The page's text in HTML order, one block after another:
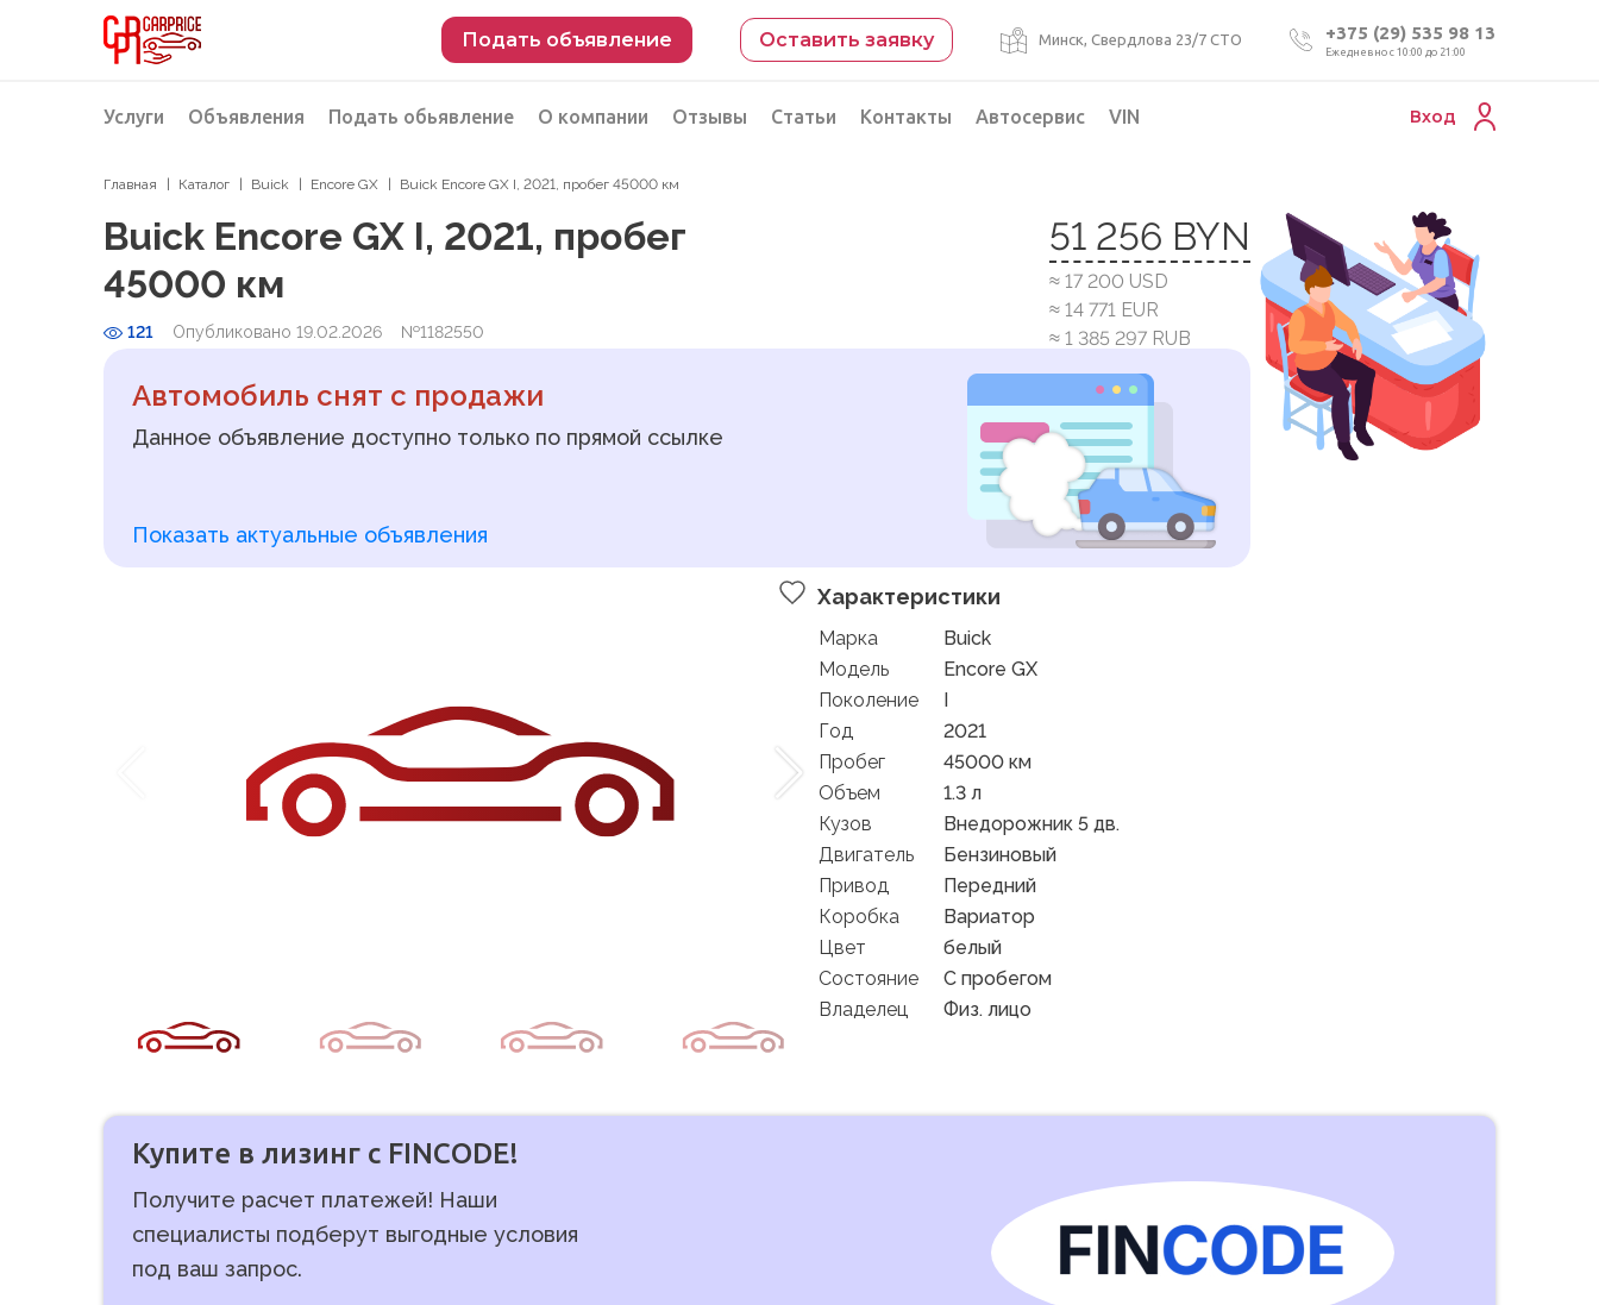
Подать объявление Оставить заявку Минск, Свердлова 23/7 СТО +375 (29) 535 98 13
Ежедневно с 10:00 до 21:00
Услуги
Подбор автомобиля
Подбор автомобиля из Российской Федерации
Подбор автомобиля из Европы
Проверка автомобиля перед покупкой
Проверка VIN номера авто
Пригон авто из Беларуси
Подбор мотоцикла
Объявления Подать обьявление
Разместить объявление о продаже
О компании Отзывы Статьи Контакты Автосервис VIN Вход
Главная Каталог Buick Encore GX Buick Encore GX I, 2021, пробег 45000 км
Buick Encore GX I, 2021, пробег
45000 км
121 Опубликовано 19.02.2026 №1182550
51 256 BYN
≈ 17 200 USD
≈ 14 771 EUR
≈ 1 385 297 RUB
Автомобиль снят с продажи
Данное объявление доступно только по прямой ссылке
Показать актуальные объявления
Характеристики
Марка
Buick
Модель
Encore GX
Поколение
I
Год
2021
Пробег
45000 км
Объем
1.3 л
Кузов
Внедорожник 5 дв.
Двигатель
Бензиновый
Привод
Передний
Коробка
Вариатор
Цвет
белый
Состояние
C пробегом
Владелец
Физ. лицо
Купите в лизинг с FINCODE!
Получите расчет платежей! Наши
специалисты подберут выгодные условия
под ваш запрос.